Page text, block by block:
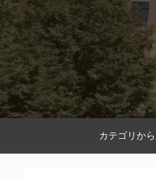
カテゴリか